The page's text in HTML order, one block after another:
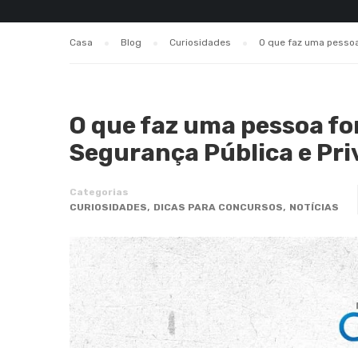
Casa Blog Curiosidades O que faz uma
O que faz uma pessoa
Segurança Pública e
Categorias
CURIOSIDADES, DICAS PARA CONCURSOS, NOTÍCIAS